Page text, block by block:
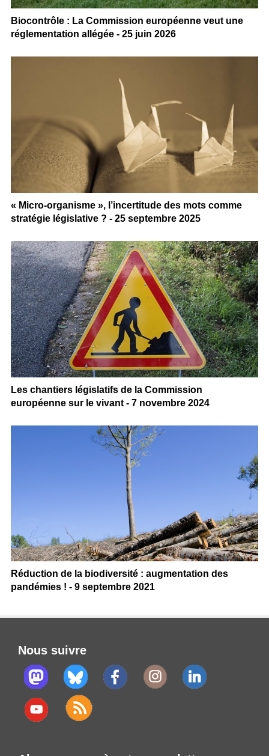
Biocontrôle : La Commission européenne veut une
réglementation allégée - 25 juin 2026
« Micro-organisme », l’incertitude des mots comme
stratégie législative ? - 25 septembre 2025
Les chantiers législatifs de la Commission
européenne sur le vivant - 7 novembre 2024
Réduction de la biodiversité : augmentation des
pandémies ! - 9 septembre 2021
Nous suivre